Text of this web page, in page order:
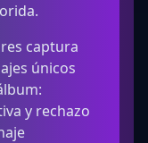
captura
únicos
y rechazo